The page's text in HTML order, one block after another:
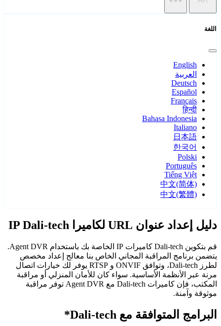
اللغة
English
العربية
Deutsch
Español
Français
हिन्दी
Bahasa Indonesia
Italiano
日本語
한국어
Polski
Português
Tiếng Việt
中文(简体)
中文(繁體)
دليل إعداد عنوان URL لكاميرا IP Dali-tech
قم بتكوين Dali-tech كاميرات IP الخاصة بك باستخدام Agent DVR.
يتضمن برنامج المراقبة المجاني الخاص بنا معالج إعداد مخصص
لطرز Dali-tech، وتوافق ONVIF و RTSP يوفر لك خيارات اتصال
مرنة عبر الأنظمة الأساسية. سواء كان للأمان المنزلي أو مراقبة
المكتب، فإن كاميرات Dali-tech مع Agent DVR توفر مراقبة
موثوقة وآمنة.
البرامج المتوافقة مع Dali-tech*